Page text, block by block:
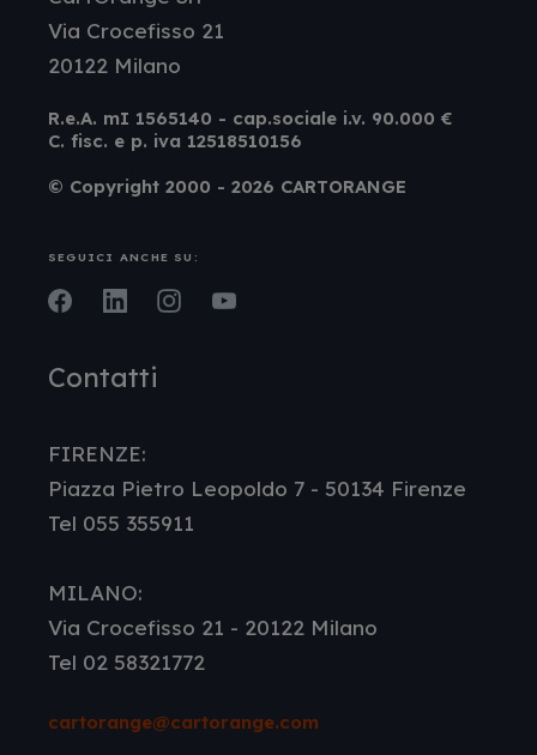
Via Crocefisso 21
20122 Milano
R.e.A. mI 1565140 - cap.sociale i.v. 90.000 €
C. fisc. e p. iva 12518510156
© Copyright 2000 - 2026 CARTORANGE
SEGUICI ANCHE SU:
Facebook
LinkedInInstagram
Contatti
FIRENZE:
Piazza Pietro Leopoldo 7 - 50134 Firenze
Tel 055 355911
MILANO:
Via Crocefisso 21 - 20122 Milano
Tel 02 58321772
cartorange@cartorange.com